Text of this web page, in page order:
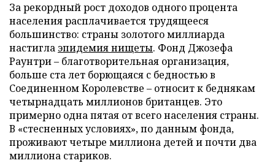
За рекордный рост доходов одного процента
населения расплачивается трудящееся
большинство: страны золотого миллиарда
настигла эпидемия нищеты. Фонд Джозефа
Раунтри – благотворительная организация,
больше ста лет борющаяся с бедностью в
Соединенном Королевстве – относит к беднякам
четырнадцать миллионов британцев. Это
примерно одна пятая от всего населения страны.
В «стесненных условиях», по данным фонда,
проживают четыре миллиона детей и почти два
миллиона стариков.